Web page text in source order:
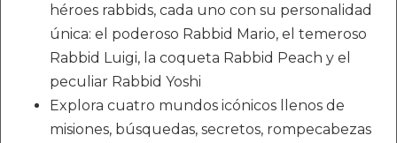
héroes rabbids, cada uno con su personalidad
única: el poderoso Rabbid Mario, el temeroso
Rabbid Luigi, la coqueta Rabbid Peach y el
peculiar Rabbid Yoshi
Explora cuatro mundos icónicos llenos de
misiones, búsquedas, secretos, rompecabezas